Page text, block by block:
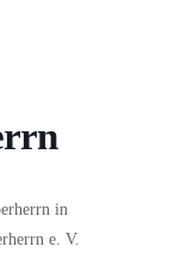
in
e. V.